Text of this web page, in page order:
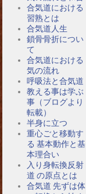
合気道における
習熟とは
合気道人生
鎖骨骨折につい
て
合気道における
気の流れ
呼吸法と合気道
教える事は学ぶ
事（ブログより
転載）
半身に立つ
重心ごと移動す
る 基本動作と基
本理合い
入り身転換反射
道 の原点とは
合気道 先ずは体